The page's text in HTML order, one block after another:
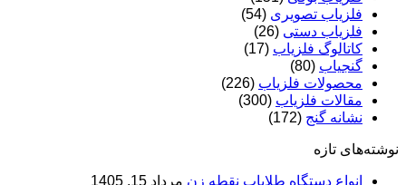
فلزیاب تصویری (54)
فلزیاب دستی (26)
کاتالوگ فلزیاب (17)
گنجیاب (80)
محصولات فلزیاب (226)
مقالات فلزیاب (300)
نشانه گنج (172)
نوشته‌های تازه
انواع دستگاه طلایاب نقطه زن مرداد 15, 1405